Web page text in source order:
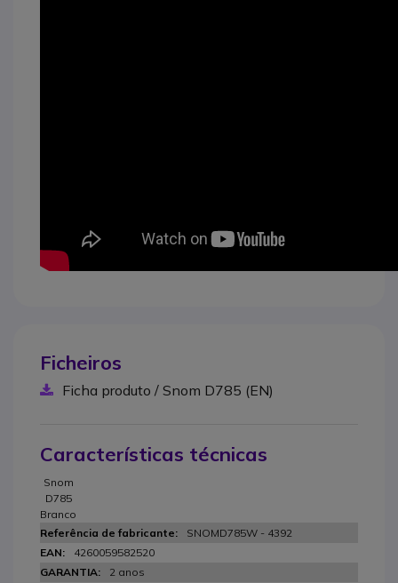
Ficheiros
Ficha produto / Snom D785 (EN)
Características técnicas
Snom
D785
Branco
SNOMD785W - 4392
4260059582520
2 anos